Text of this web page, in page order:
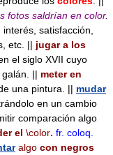
fotos saldrían en color.
satisfacción,
etc. || jugar a los
el siglo XVII cuyo
|| meter en
una pintura. || mudar
en un cambio
comparación algo
el \color. fr. coloq.
algo con negros